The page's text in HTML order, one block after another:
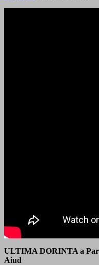
ULTIMA DORINTA a
Aiud